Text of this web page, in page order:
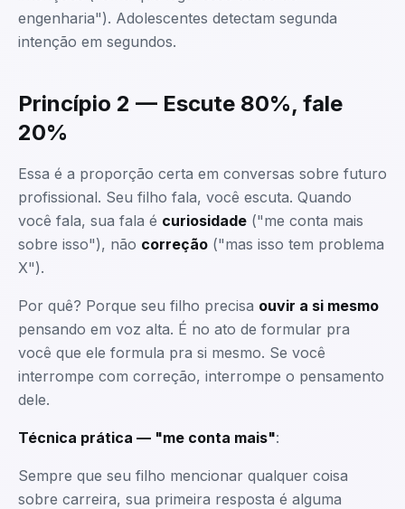
engenharia"). Adolescentes detectam segunda
intenção em segundos.
Princípio 2 — Escute 80%, fale
20%
Essa é a proporção certa em conversas sobre futuro
profissional. Seu filho fala, você escuta. Quando
você fala, sua fala é curiosidade ("me conta mais
sobre isso"), não correção ("mas isso tem problema
X").
Por quê? Porque seu filho precisa ouvir a si mesmo
pensando em voz alta. É no ato de formular pra
você que ele formula pra si mesmo. Se você
interrompe com correção, interrompe o pensamento
dele.
Técnica prática — "me conta mais":
Sempre que seu filho mencionar qualquer coisa
sobre carreira, sua primeira resposta é alguma